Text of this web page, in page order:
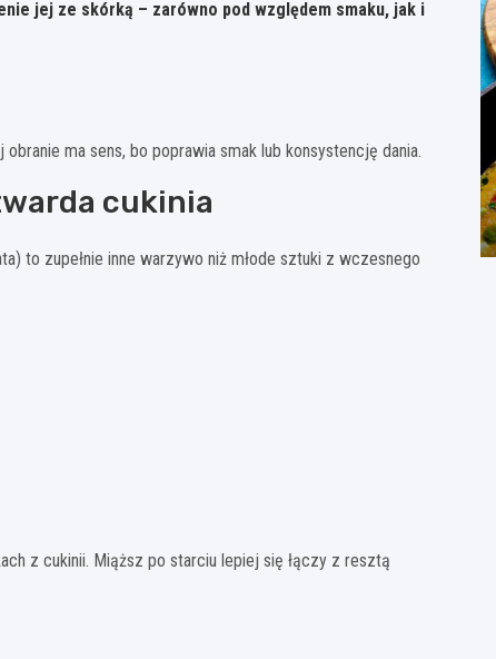
jej ze skórką – zarówno pod względem smaku, jak i
ma sens, bo poprawia smak lub konsystencję dania.
cukinia
to zupełnie inne warzywo niż młode sztuki z wczesnego
z cukinii. Miąższ po starciu lepiej się łączy z resztą